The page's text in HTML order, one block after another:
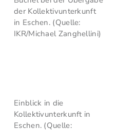
der Kollektivunterkunft
in Eschen. (Quelle:
IKR/Michael Zanghellini)
Einblick in die
Kollektivunterkunft in
Eschen. (Quelle: